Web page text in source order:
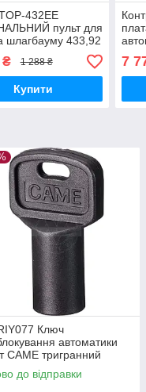
432EE
пульт для
шлагбауму 433,92
432na і Top-432ev
1 288 ₴
Купити
з
7
Ключ
автоматики
CAME тригранний
до відправки